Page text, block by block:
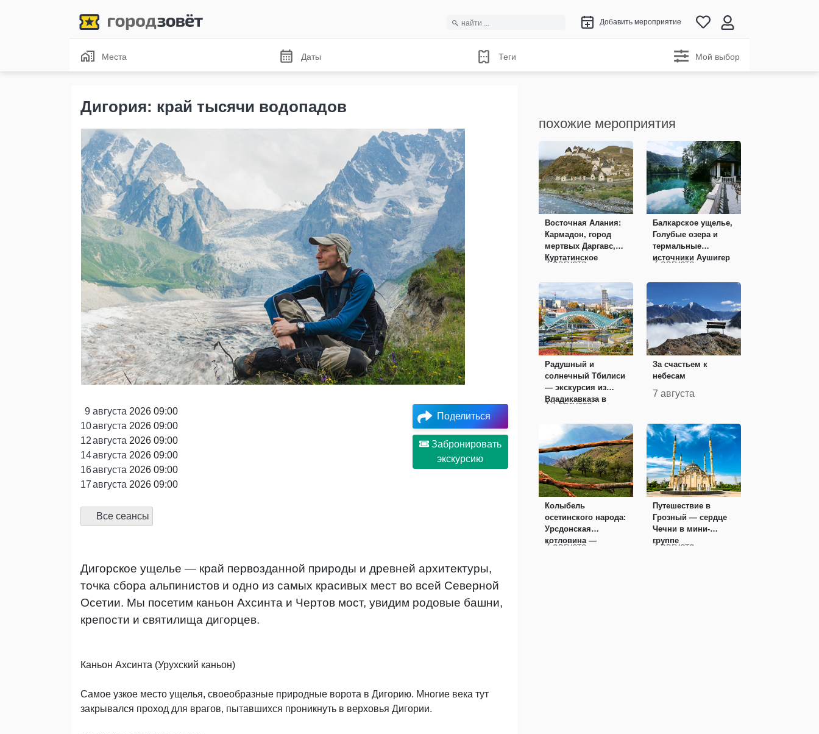
Добавить мероприятие
Места Даты Теги Мой выбор
Дигория: край тысячи водопадов
9 августа 2026 09:00
10августа 2026 09:00
12августа 2026 09:00
14августа 2026 09:00
16августа 2026 09:00
17августа 2026 09:00
Все сеансы
Поделиться
Забронировать
экскурсию
Дигорское ущелье — край первозданной природы и древней архитектуры,
точка сбора альпинистов и одно из самых красивых мест во всей Северной
Осетии. Мы посетим каньон Ахсинта и Чертов мост, увидим родовые башни,
крепости и святилища дигорцев.
Каньон Ахсинта (Урухский каньон)
Самое узкое место ущелья, своеобразные природные ворота в Дигорию. Многие века тут
закрывался проход для врагов, пытавшихся проникнуть в верховья Дигории.
похожие мероприятия
Восточная Алания:
Кармадон, город
мертвых Даргавс,
Куртатинское
7 августа
Балкарское ущелье,
Голубые озера и
термальные
источники Аушигер
7 августа
Радушный и
солнечный Тбилиси
— экскурсия из
Владикавказа в
13 августа
За счастьем к
небесам
7 августа
Колыбель
осетинского народа:
Урсдонская
котловина —
7 августа
Путешествие в
Грозный — сердце
Чечни в мини-
группе
7 августа